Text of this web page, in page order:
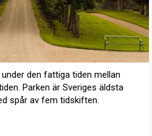
den fattiga tiden mellan
Parken är Sveriges äldsta
spår av fem tidskiften.